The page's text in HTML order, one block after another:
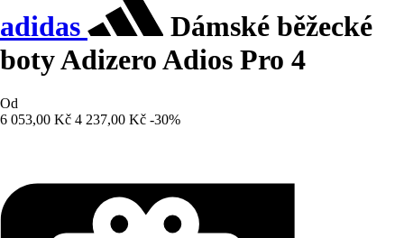
adidas
Dámské běžecké
boty Adizero Adios Pro 4
Od
6 053,00 Kč 4 237,00 Kč -30%